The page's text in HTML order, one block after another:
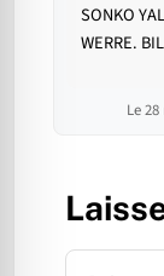
SONKO
WERRE.
Le
Commentaire